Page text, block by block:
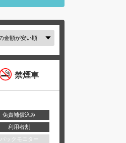
禁煙車
免責補償込み
利用者割
バックモニター